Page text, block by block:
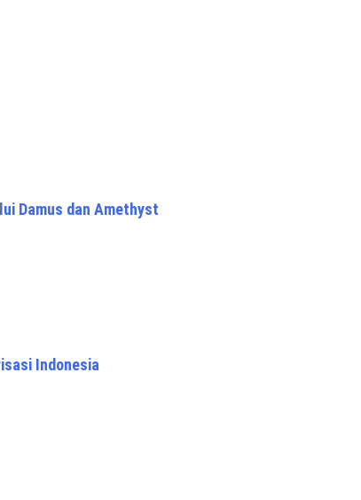
Damus dan Amethyst
Indonesia